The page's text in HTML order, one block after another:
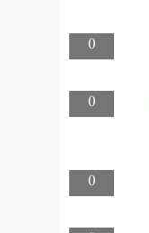
0
0
0